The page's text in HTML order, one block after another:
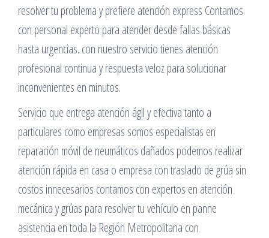
resolver tu problema y prefiere atención express Contamos
con personal experto para atender desde fallas básicas
hasta urgencias. con nuestro servicio tienes atención
profesional continua y respuesta veloz para solucionar
inconvenientes en minutos.
Servicio que entrega atención ágil y efectiva tanto a
particulares como empresas somos especialistas en
reparación móvil de neumáticos dañados podemos realizar
atención rápida en casa o empresa con traslado de grúa sin
costos innecesarios contamos con expertos en atención
mecánica y grúas para resolver tu vehículo en panne
asistencia en toda la Región Metropolitana con